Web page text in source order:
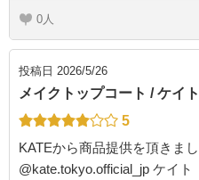
0
投稿日 2026/5/26
メイクトップコート / ケイト
5
KATEから商品提供を頂きまし
@kate.tokyo.official_jp ケイ